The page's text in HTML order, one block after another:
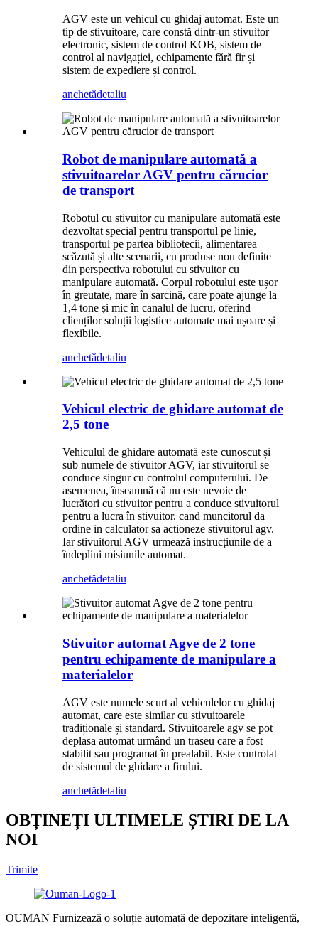
AGV este un vehicul cu ghidaj automat. Este un
tip de stivuitoare, care constă dintr-un stivuitor
electronic, sistem de control KOB, sistem de
control al navigației, echipamente fără fir și
sistem de expediere și control.
anchetădetaliu
Robot de manipulare automată a
stivuitoarelor AGV pentru cărucior
de transport
Robotul cu stivuitor cu manipulare automată este
dezvoltat special pentru transportul pe linie,
transportul pe partea bibliotecii, alimentarea
scăzută și alte scenarii, cu produse nou definite
din perspectiva robotului cu stivuitor cu
manipulare automată. Corpul robotului este ușor
în greutate, mare în sarcină, care poate ajunge la
1,4 tone și mic în canalul de lucru, oferind
clienților soluții logistice automate mai ușoare și
flexibile.
anchetădetaliu
Vehicul electric de ghidare automat de
2,5 tone
Vehiculul de ghidare automată este cunoscut și
sub numele de stivuitor AGV, iar stivuitorul se
conduce singur cu controlul computerului. De
asemenea, înseamnă că nu este nevoie de
lucrători cu stivuitor pentru a conduce stivuitorul
pentru a lucra în stivuitor. cand muncitorul da
ordine in calculator sa actioneze stivuitorul agv.
Iar stivuitorul AGV urmează instrucțiunile de a
îndeplini misiunile automat.
anchetădetaliu
Stivuitor automat Agve de 2 tone
pentru echipamente de manipulare a
materialelor
AGV este numele scurt al vehiculelor cu ghidaj
automat, care este similar cu stivuitoarele
tradiționale și standard. Stivuitoarele agv se pot
deplasa automat urmând un traseu care a fost
stabilit sau programat în prealabil. Este controlat
de sistemul de ghidare a firului.
anchetădetaliu
OBȚINEȚI ULTIMELE ȘTIRI DE LA
NOI
Trimite
OUMAN Furnizează o soluție automată de depozitare inteligentă,